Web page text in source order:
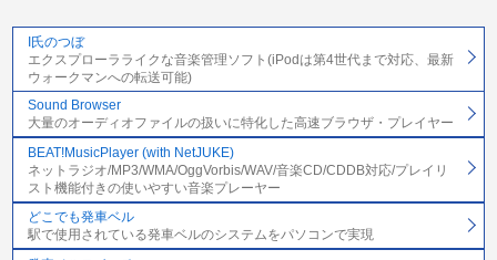
I氏のつぼ
エクスプローラライクな音楽管理ソフト(iPodは第4世代まで対応、最新
ウォークマンへの転送可能)
Sound Browser
大量のオーディオファイルの扱いに特化した高速ブラウザ・プレイヤー
BEAT!MusicPlayer (with NetJUKE)
ネットラジオ/MP3/WMA/OggVorbis/WAV/音楽CD/CDDB対応/プレイリ
スト機能付きの使いやすい音楽プレーヤー
どこでも発車ベル
駅で使用されている発車ベルのシステムをパソコンで実現